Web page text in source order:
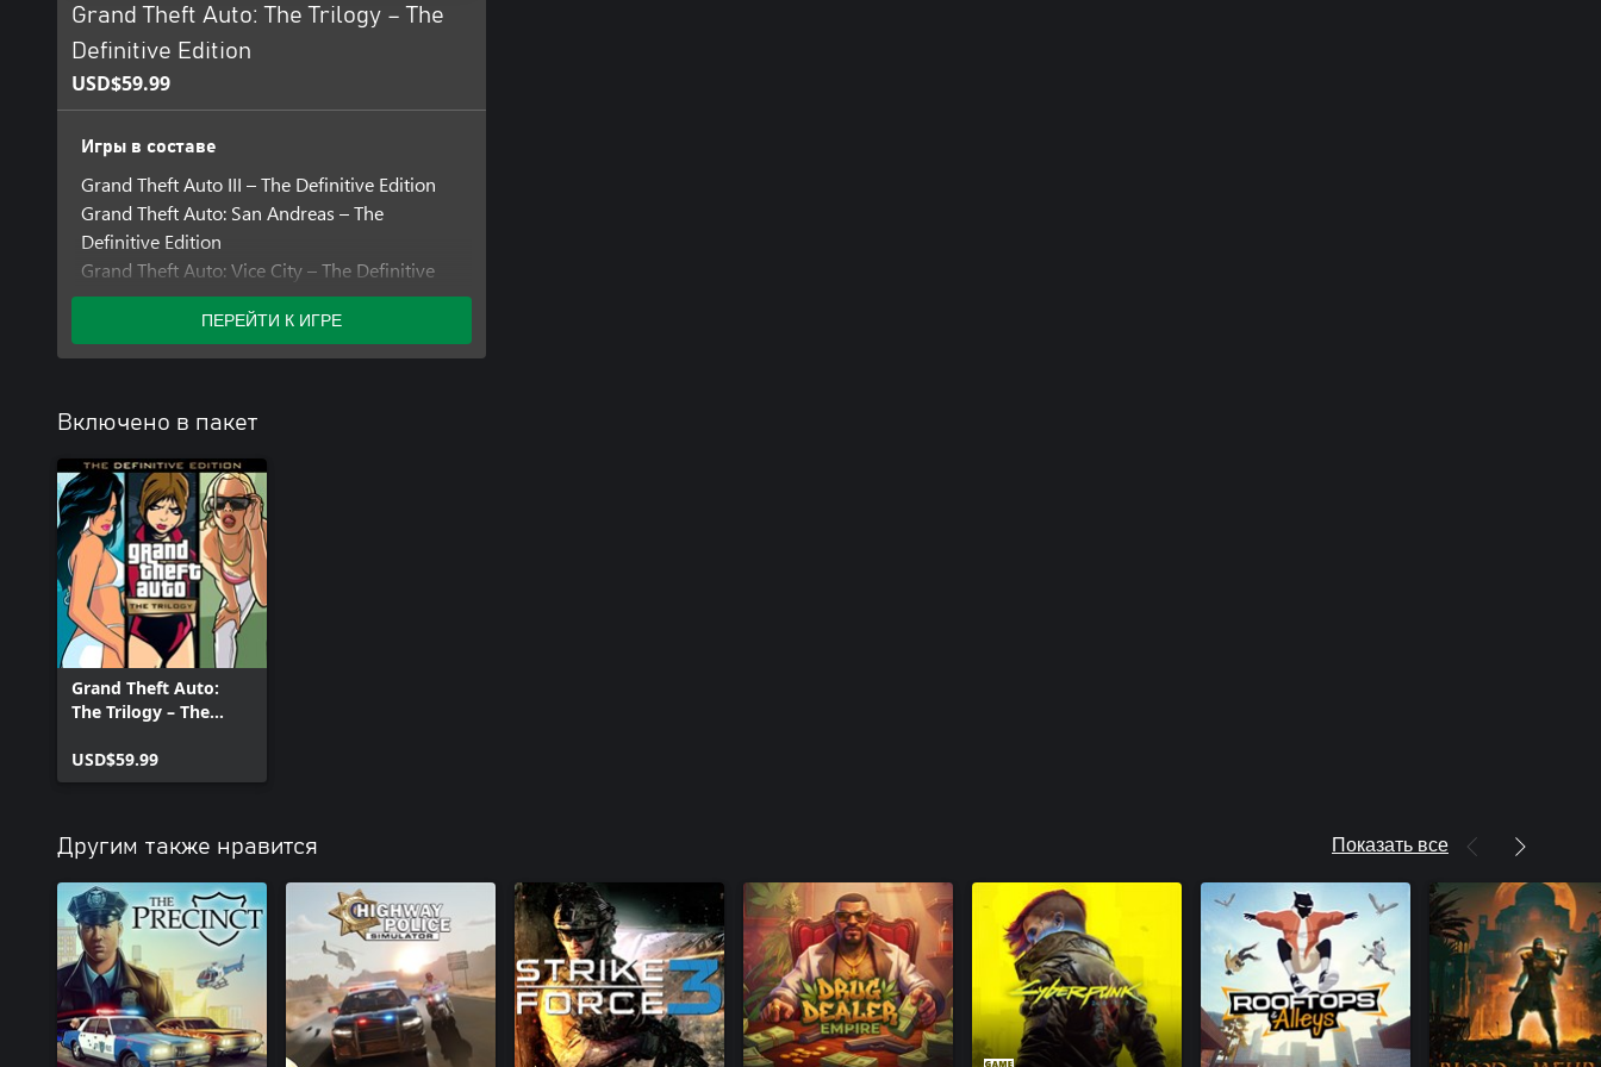
Grand Theft Auto: The Trilogy – The
Definitive Edition
USD$59.99
Игры в составе
Grand Theft Auto III – The Definitive Edition
Grand Theft Auto: San Andreas – The
Definitive Edition
Grand Theft Auto: Vice City – The Definitive
Edition
ПЕРЕЙТИ К ИГРЕ
Включено в пакет
Grand Theft Auto:
The Trilogy – The
USD$59.99
Другим также нравится Показать все